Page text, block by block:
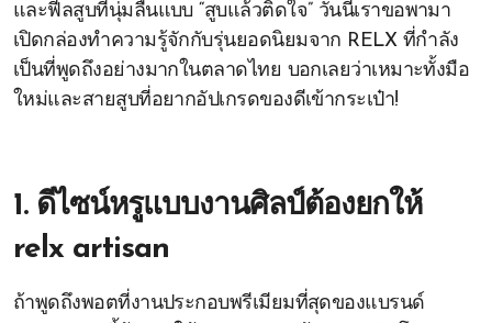
และฟีลสูบที่นุ่มลื่นแบบ “สูบแล้วติดใจ” วันนี้เราขอพามา
เปิดกล่องทำความรู้จักกับรุ่นยอดนิยมจาก RELX ที่กำลัง
เป็นที่พูดถึงอย่างมากในตลาดไทย บอกเลยว่าเหมาะทั้งมือ
ใหม่และสายสูบที่อยากอัปเกรดของดีเข้ากระเป๋า!
1. ดีไซน์หรูแบบงานศิลป์ต้องยกให้
relx artisan
ถ้าพูดถึงพอตที่งานประกอบพรีเมียมที่สุดของแบรนด์